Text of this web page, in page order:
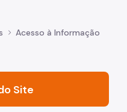
Acesso à Informação
Site